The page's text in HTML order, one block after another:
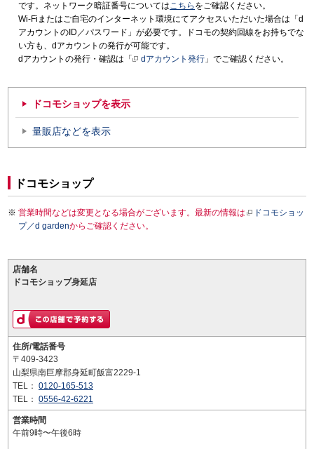
です。ネットワーク暗証番号についてはこちら をご確認ください。
Wi-Fiまたはご自宅のインターネット環境にてアクセスいただいた場合は「d
アカウントのID／パスワード」が必要です。ドコモの契約回線をお持ちでな
い方も、dアカウントの発行が可能です。
dアカウントの発行・確認は「
dアカウント発行 」でご確認ください。
ドコモショップを表示
量販店などを表示
ドコモショップ
営業時間などは変更となる場合がございます。最新の情報は
ドコモショッ
プ／d gardenからご確認ください。
店舗名
ドコモショップ身延店
住所/電話番号
〒409-3423
山梨県南巨摩郡身延町飯富2229-1
TEL： 0120-165-513
TEL： 0556-42-6221
営業時間
午前9時〜午後6時